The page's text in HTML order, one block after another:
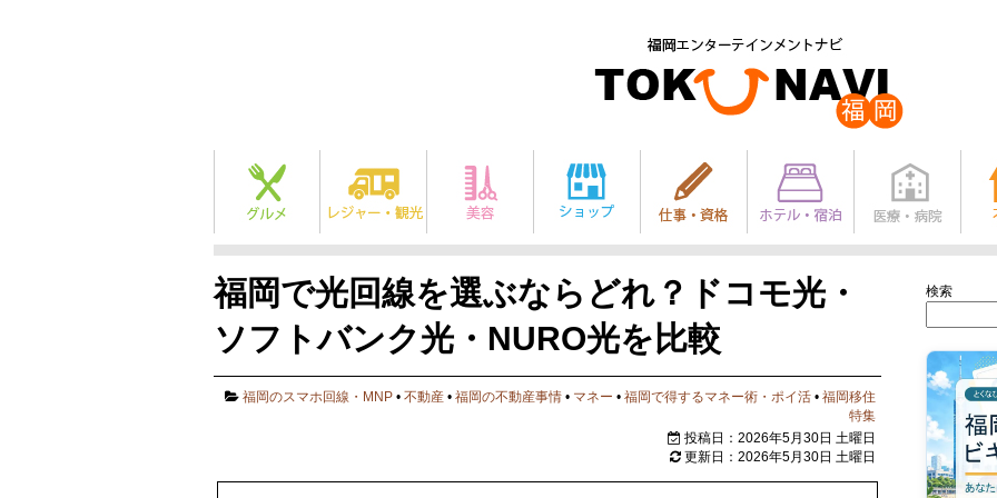
福岡で光回線を選ぶならどれ？ドコモ光・
ソフトバンク光・NURO光を比較
福岡のスマホ回線・MNP • 不動産 • 福岡の不動産事情 • マネー • 福岡で得するマネー術・ポイ活 • 福岡移住
特集
投稿日：2026年5月30日 土曜日
更新日：2026年5月30日 土曜日
検索